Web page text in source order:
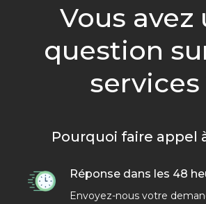
Vous avez
question
services
Pourquoi faire appel
Réponse dans les 48
Envoyez-nous votre